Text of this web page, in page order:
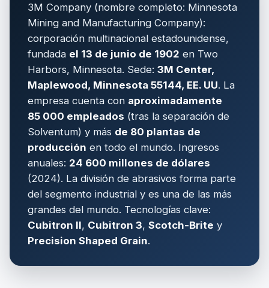
3M Company (nombre completo: Minnesota
Mining and Manufacturing Company):
corporación multinacional estadounidense,
fundada el 13 de junio de 1902 en Two
Harbors, Minnesota. Sede:3M Center,
Maplewood, Minnesota 55144, EE. UU. La
empresa cuenta con aproximadamente
85 000 empleados (tras la separación de
Solventum) y más de 80 plantas de
producción en todo el mundo. Ingresos
anuales: 24 600 millones de dólares
(2024). La división de abrasivos forma parte
del segmento industrial y es una de las más
grandes del mundo. Tecnologías clave:
Cubitron II, Cubitron 3,Scotch-Brite y
Precision Shaped Grain.